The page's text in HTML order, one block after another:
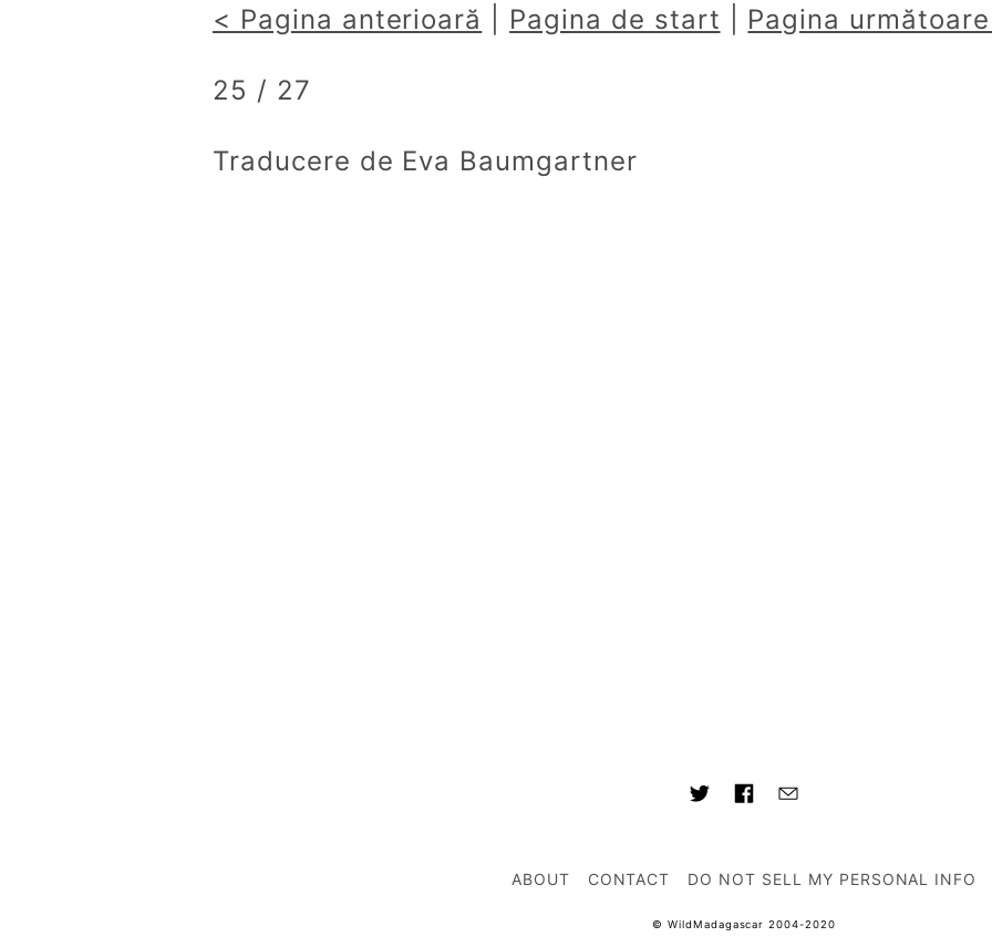
< Pagina anterioară Pagina de start Pagina
25 / 27
Traducere de Eva Baumgartner
ABOUT CONTACT DO NOT SELL MY PERSONAL INFO
© WildMadagascar 2004-2020